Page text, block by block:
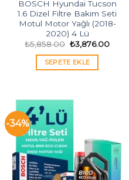
BOSCH Hyundai Tucson
1.6 Dizel Filtre Bakım Seti
Motul Motor Yağlı (2018-
2020) 4 Lü
₺5,858.00 Orijinal
fiyat:
₺5,858.00.
₺3,876.00Şu
SEPETE EKLE
-34%